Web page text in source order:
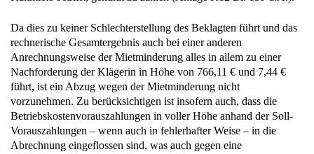
Da dies zu keiner Schlechterstellung des Beklagten führt und das
rechnerische Gesamtergebnis auch bei einer anderen
Anrechnungsweise der Mietminderung alles in allem zu einer
Nachforderung der Klägerin in Höhe von 766,11 € und 7,44 €
führt, ist ein Abzug wegen der Mietminderung nicht
vorzunehmen. Zu berücksichtigen ist insofern auch, dass die
Betriebskostenvorauszahlungen in voller Höhe anhand der Soll-
Vorauszahlungen – wenn auch in fehlerhafter Weise – in die
Abrechnung eingeflossen sind, was auch gegen eine
Schlechterstellung des Beklagten spricht.